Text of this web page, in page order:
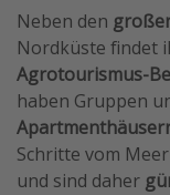
Neben den
Nordküste findet
Agrotourismus-
haben Gruppen
Schritte vom
und sind daher